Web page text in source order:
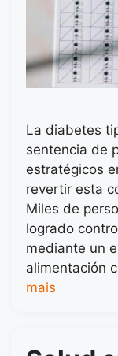
La diabetes
sentencia de
estratégicos
revertir esta
Miles de
logrado
mediante un
alimentación
mais